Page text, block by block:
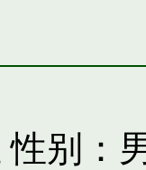
性别：